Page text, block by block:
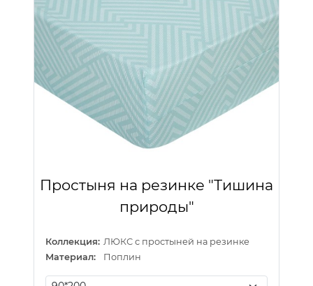
Простыня на резинке "Тишина
природы"
Коллекция: ЛЮКС с простыней на резинке
Материал:
Поплин